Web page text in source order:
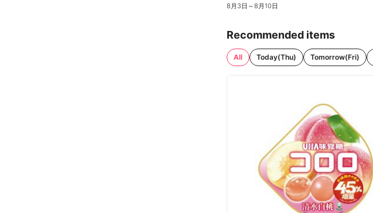
8月3日 ～8月10日
Recommended items
All Today(Thu) Tomorrow(Fri)